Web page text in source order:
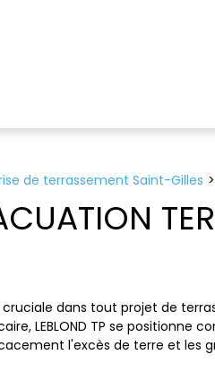
de terrassement Saint-Gilles
dans tout projet de
LEBLOND TP se
l'excès de terre et les